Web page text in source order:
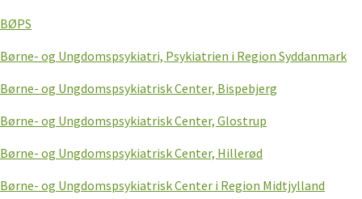
BØPS
Børne- og Ungdomspsykiatri, Psykiatrien i Region Syddanmark
Børne- og Ungdomspsykiatrisk Center, Bispebjerg
Børne- og Ungdomspsykiatrisk Center, Glostrup
Børne- og Ungdomspsykiatrisk Center, Hillerød
Børne- og Ungdomspsykiatrisk Center i Region Midtjylland